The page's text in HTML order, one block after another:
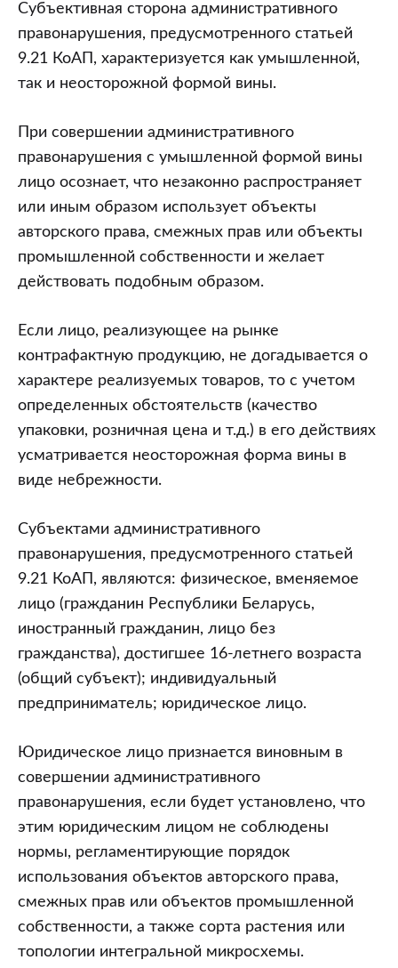
Субъективная сторона административного
правонарушения, предусмотренного статьей
9.21 КоАП, характеризуется как умышленной,
так и неосторожной формой вины.
При совершении административного
правонарушения с умышленной формой вины
лицо осознает, что незаконно распространяет
или иным образом использует объекты
авторского права, смежных прав или объекты
промышленной собственности и желает
действовать подобным образом.
Если лицо, реализующее на рынке
контрафактную продукцию, не догадывается о
характере реализуемых товаров, то с учетом
определенных обстоятельств (качество
упаковки, розничная цена и т.д.) в его действиях
усматривается неосторожная форма вины в
виде небрежности.
Субъектами административного
правонарушения, предусмотренного статьей
9.21 КоАП, являются: физическое, вменяемое
лицо (гражданин Республики Беларусь,
иностранный гражданин, лицо без
гражданства), достигшее 16-летнего возраста
(общий субъект); индивидуальный
предприниматель; юридическое лицо.
Юридическое лицо признается виновным в
совершении административного
правонарушения, если будет установлено, что
этим юридическим лицом не соблюдены
нормы, регламентирующие порядок
использования объектов авторского права,
смежных прав или объектов промышленной
собственности, а также сорта растения или
топологии интегральной микросхемы.